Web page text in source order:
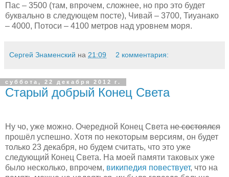
Пас – 3500 (там, впрочем, сложнее, но про это будет
буквально в следующем посте), Чивай – 3700, Тиуанако
– 4000, Потоси – 4100 метров над уровнем моря.
Сергей Знаменский на 21:09 2 комментария:
суббота, 22 декабря 2012 г.
Старый добрый Конец Света
Ну чо, уже можно. Очередной Конец Света не состоялся
прошёл успешно. Хотя по некоторым версиям, он будет
только 23 декабря, но будем считать, что это уже
следующий Конец Света. На моей памяти таковых уже
было несколько, впрочем, википедия повествует, что на